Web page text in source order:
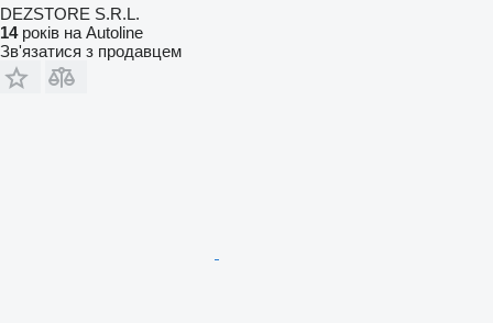
DEZSTORE S.R.L.
14років на Autoline
Зв'язатися з продавцем